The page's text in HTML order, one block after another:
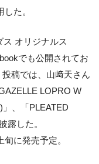
た。
オリジナルス
でも公開されてお
稿では、山﨑天さん
LOPRO W
、「PLEATED
露した。
旬に発売予定。